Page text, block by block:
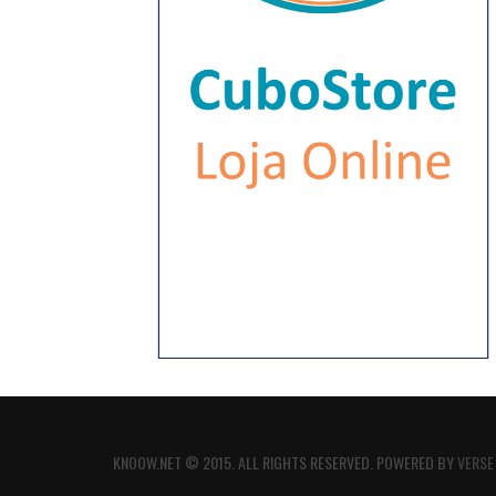
KNOOW.NET © 2015. ALL RIGHTS RESERVED. POWERED BYVERSE